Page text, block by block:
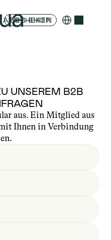
APOTHEKEN
B2B SHOP Select Language
UNSEREM B2B
aus. Ein Mitglied aus
Ihnen in Verbindung